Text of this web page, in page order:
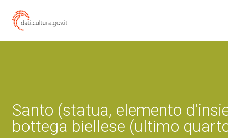
Santo (statua, elemento
bottega biellese (ultimo